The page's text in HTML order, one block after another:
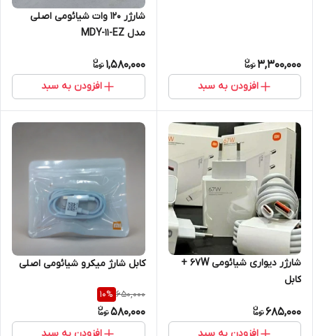
3,300,000
افزودن به سبد
شارژر 120 وات شیائومی اصلی
مدل MDY-11-EZ
1,580,000
افزودن به سبد
شارژر دیواری شیائومی 67W +
کابل
685,000
افزودن به سبد
کابل شارژ میکرو شیائومی اصلی
650,000
10%
580,000
افزودن به سبد